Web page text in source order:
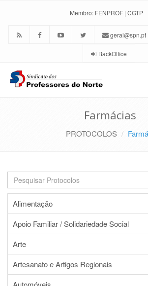
Membro: FENPROF | CGTP
geral@spn.pt
BackOffice
Farmácias
PROTOCOLOS
Alimentação
Apoio Familiar / Solidariedade Social
Arte
Artesanato e Artigos Regionais